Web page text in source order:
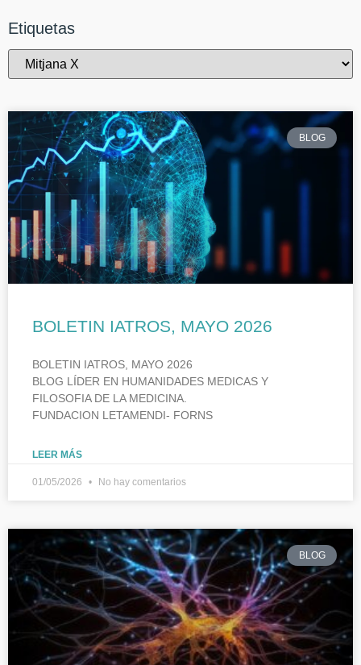
Etiquetas
BLOG
BOLETIN IATROS, MAYO 2026
BOLETIN IATROS, MAYO 2026
BLOG LÍDER EN HUMANIDADES MEDICAS Y
FILOSOFIA DE LA MEDICINA.
FUNDACION LETAMENDI- FORNS
LEER MÁS
01/05/2026 No hay comentarios
BLOG